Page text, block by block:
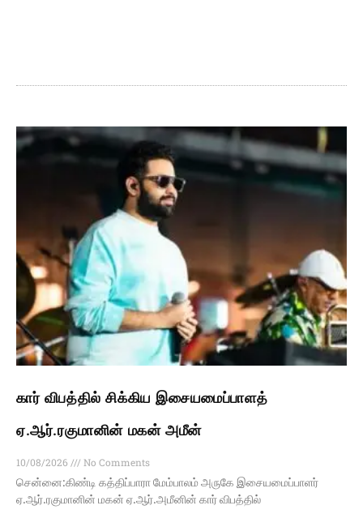
கார் விபத்தில் சிக்கிய இசையமைப்பாளத்
ஏ.ஆர்.ரகுமானின் மகன் அமீன்
10/08/2026
No Comments
சென்னை:கிண்டி கத்திப்பாரா மேம்பாலம் அருகே இசையமைப்பாளர்
ஏ.ஆர்.ரகுமானின் மகன் ஏ.ஆர்.அமீனின் கார் விபத்தில்